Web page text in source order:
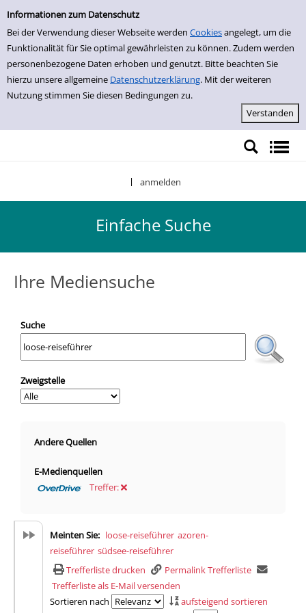
Einfache Suche
Informationen zum Datenschutz
Bei der Verwendung dieser Webseite werden Cookiesangelegt, um die
Funktionalität für Sie optimal gewährleisten zu können. Zudem werden
personenbezogene Daten erhoben und genutzt. Bitte beachten Sie
hierzu unsere allgemeine Datenschutzerklärung. Mit der weiteren
Nutzung stimmen Sie diesen Bedingungen zu.
Zur Trefferliste springen
anmelden
Einfache Suche
Ihre Mediensuche
Suche
Zweigstelle
Andere Quellen
E-Medienquellen
Treffer:
Hiermit wechseln Sie zur Suche in OverDrive
Meinten Sie: loose-reiseführer azoren-
reiseführer südsee-reiseführer
Trefferliste drucken
Permalink Trefferliste
Trefferliste als E-Mail versenden
Sortieren nach
aufsteigend sortieren